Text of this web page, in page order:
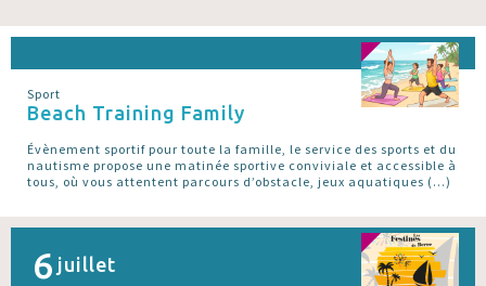
Sport
Beach Training Family
Évènement sportif pour toute la famille, le service des sports et du
nautisme propose une matinée sportive conviviale et accessible à
tous, où vous attentent parcours d’obstacle, jeux aquatiques (…)
6 juillet